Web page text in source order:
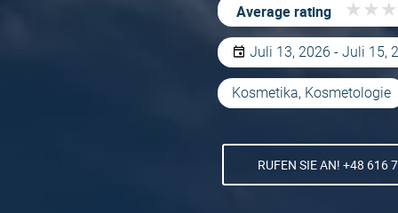
Average rating ★ ★ ★
★ ★ ★
Juli 13, 2026 - Juli 15,
Kosmetika, Kosmetologie
RUFEN SIE AN! +48 616